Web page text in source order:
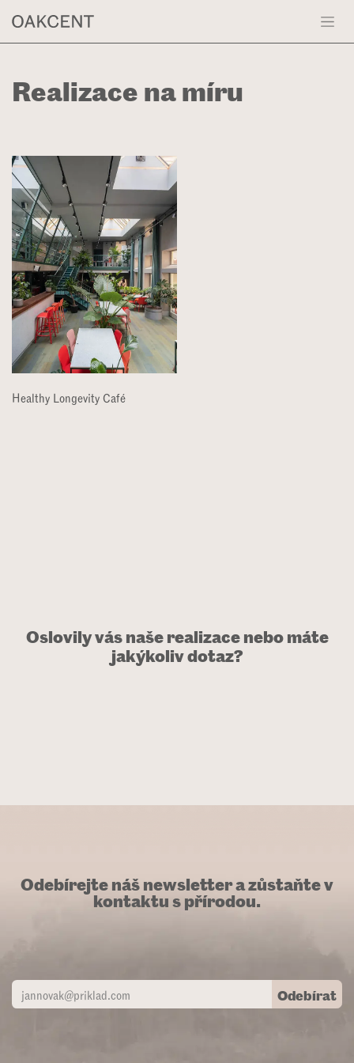
Realizace na míru
Healthy Longevity Café
Oslovily vás naše realizace nebo máte
jakýkoliv dotaz?
Odebírat
Odebírejte náš newsletter a zůstaňte v
kontaktu s přírodou.